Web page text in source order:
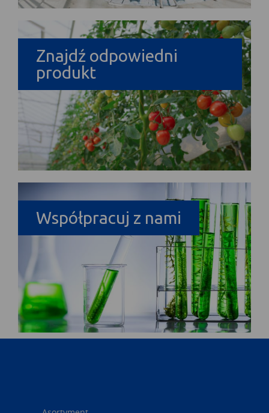
Znajdź odpowiedni
produkt
Współpracuj z nami